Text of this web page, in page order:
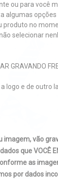
ou para você
algumas
produto no
selecionar
GRAVANDO
logo e de outro
imagem, vão
que VOCÊ
as
por dados